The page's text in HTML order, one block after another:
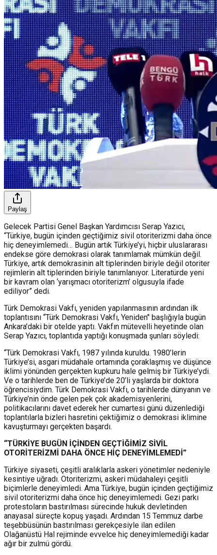
Paylaş
Gelecek Partisi Genel Başkan Yardımcısı Serap Yazıcı,
“Türkiye, bugün içinden geçtiğimiz sivil otoriterizmi daha önce
hiç deneyimlemedi… Bugün artık Türkiye’yi, hiçbir uluslararası
endekse göre demokrasi olarak tanımlamak mümkün değil.
Türkiye, artık demokrasinin alt tiplerinden biriyle değil otoriter
rejimlerin alt tiplerinden biriyle tanımlanıyor. Literatürde yeni
bir kavram olan ‘yarışmacı otoriterizm’ olgusuyla ifade
ediliyor” dedi.
Türk Demokrasi Vakfı, yeniden yapılanmasının ardından ilk
toplantısını “Türk Demokrasi Vakfı, Yeniden" başlığıyla bugün
Ankara’daki bir otelde yaptı. Vakfın mütevelli heyetinde olan
Serap Yazıcı, toplantıda yaptığı konuşmada şunları söyledi:
“Türk Demokrasi Vakfı, 1987 yılında kuruldu. 1980’lerin
Türkiye’si, asgari müdahale ortamında çoraklaşmış ve düşünce
iklimi yönünden gerçekten kupkuru hale gelmiş bir Türkiye’ydi.
Ve o tarihlerde ben de Türkiye’de 20’li yaşlarda bir doktora
öğrencisiydim. Türk Demokrasi Vakfı, o tarihlerde dünyanın ve
Türkiye’nin önde gelen pek çok akademisyenlerini,
politikacılarını davet ederek her cumartesi günü düzenlediği
toplantılarla bizleri hasretini çektiğimiz o demokrasi iklimine
kavuşturmayı gerçekten başardı.
“TÜRKİYE BUGÜN İÇİNDEN GEÇTİĞİMİZ SİVİL
OTORİTERİZMİ DAHA ÖNCE HİÇ DENEYİMLEMEDİ”
Türkiye siyaseti, çeşitli aralıklarla askeri yönetimler nedeniyle
kesintiye uğradı. Otoriterizmi, askeri müdahaleyi çeşitli
biçimlerle deneyimledi. Ama Türkiye, bugün içinden geçtiğimiz
sivil otoriterizmi daha önce hiç deneyimlemedi. Gezi parkı
protestoların bastırılması sürecinde hukuk devletinden
anayasal süreçte kopuş yaşadı. Ardından 15 Temmuz darbe
teşebbüsünün bastırılması gerekçesiyle ilan edilen
Olağanüstü Hal rejiminde evvelce hiç deneyimlemediği kadar
ağır bir zulmü gördü.